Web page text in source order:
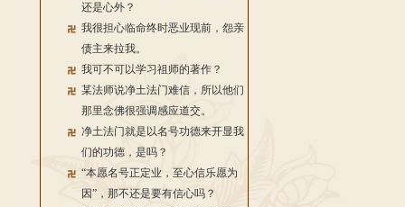
还是心外？
我很担心临命终时恶业现前，怨亲
债主来拉我。
我可不可以学习祖师的著作？
某法师说净土法门难信，所以他们
那里念佛很强调感应道交。
净土法门就是以名号功德来开显我
们的功德，是吗？
“本愿名号正定业，至心信乐愿为
因”，那不还是要有信心吗？